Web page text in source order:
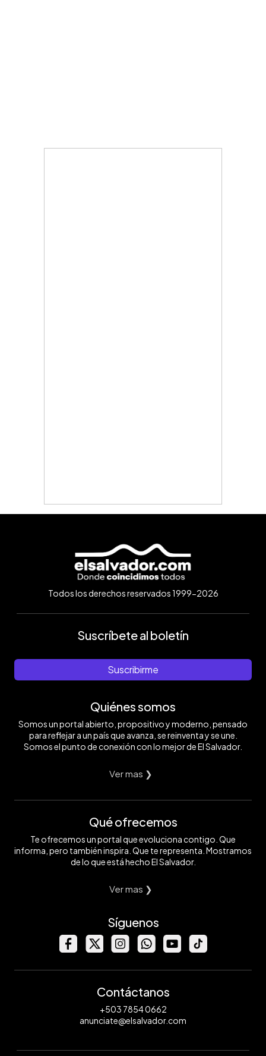
Todos los derechos reservados 1999-2026
Suscríbete al boletín
Suscribirme
Quiénes somos
Somos un portal abierto, propositivo y moderno, pensado
para reflejar a un país que avanza, se reinventa y se une.
Somos el punto de conexión con lo mejor de El Salvador.
Ver mas ❯
Qué ofrecemos
Te ofrecemos un portal que evoluciona contigo. Que
informa, pero también inspira. Que te representa. Mostramos
de lo que está hecho El Salvador.
Ver mas ❯
Síguenos
Contáctanos
+503 7854 0662
anunciate@elsalvador.com